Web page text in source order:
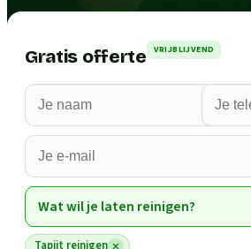
Gratis offerte VRIJBLIJVEND
Wat wil je laten reinigen?